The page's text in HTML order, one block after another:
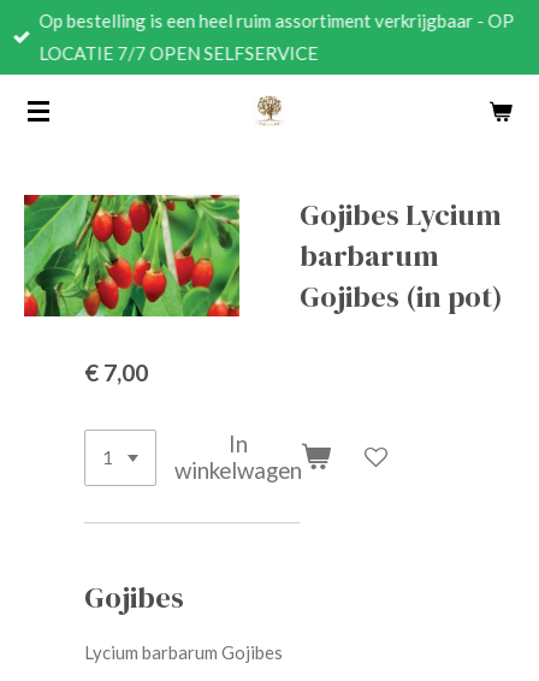
Ga
direct
de
Op bestelling is een heel ruim assortiment verkrijgbaar - OP
LOCATIE 7/7 OPEN SELFSERVICE
Gojibes Lycium
barbarum
Gojibes (in pot)
€ 7,00
In
winkelwagen
Gojibes
Lycium barbarum Gojibes